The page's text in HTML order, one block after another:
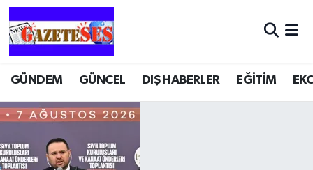
GÜNDEM GÜNCEL DIŞ HABERLER EĞİTİM